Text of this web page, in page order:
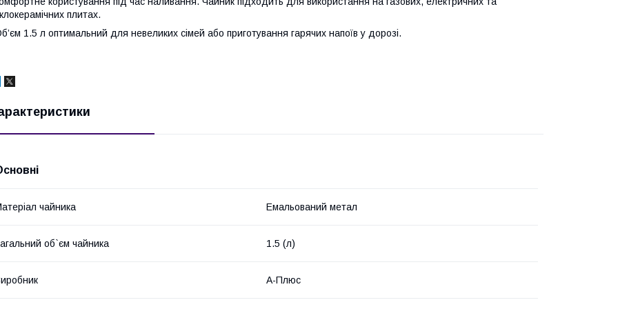
плитах.
1.5 л оптимальний для невеликих сімей або приготування гарячих напоїв у дорозі.
чайника Емальований метал
об`єм чайника 1.5 (л)
А-Плюс